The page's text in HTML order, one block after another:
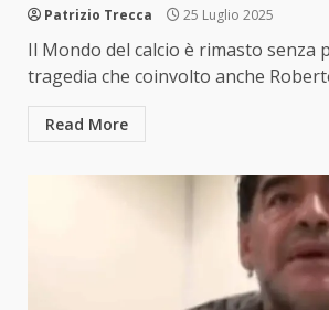
Patrizio Trecca 25 Luglio 2025
Il Mondo del calcio è rimasto senza
tragedia che coinvolto anche
Read More